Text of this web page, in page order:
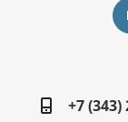
+7 (343)